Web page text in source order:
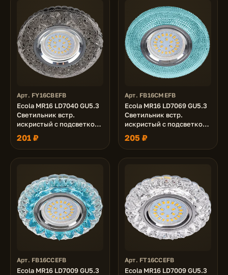
Арт. FY16CBEFB
Ecola MR16 LD7040 GU5.3
Светильник встр.
искристый с подсветкой
"Бабочки" Тонированный
/ Хром 25x95
201 ₽
Арт. FB16CMEFB
Ecola MR16 LD7069 GU5.3
Светильник встр.
искристый с подсветкой
"Модерн" Голубой / Хром
25x95
205 ₽
Арт. FB16CCEFB
Ecola MR16 LD7009 GU5.3
Арт. FT16CCEFB
Ecola MR16 LD7009 GU5.3